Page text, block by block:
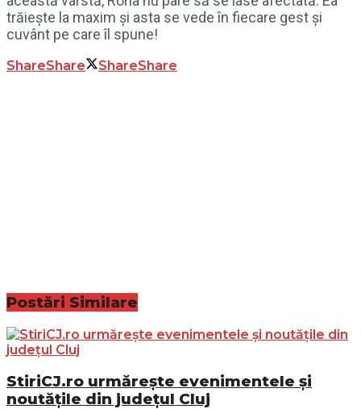
trăiește la maxim și asta se vede în fiecare gest și
cuvânt pe care îl spune!
ShareShare ShareShare
Postări Similare
StiriCJ.ro urmărește evenimentele și
noutățile din județul Cluj